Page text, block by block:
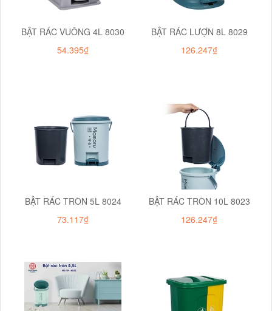
BẬT RÁC VUÔNG 4L 8030
54.395₫
BẬT RÁC LƯỢN 8L 8029
126.247₫
BẬT RÁC TRÒN 5L 8024
73.117₫
BẬT RÁC TRÒN 10L 8023
126.247₫